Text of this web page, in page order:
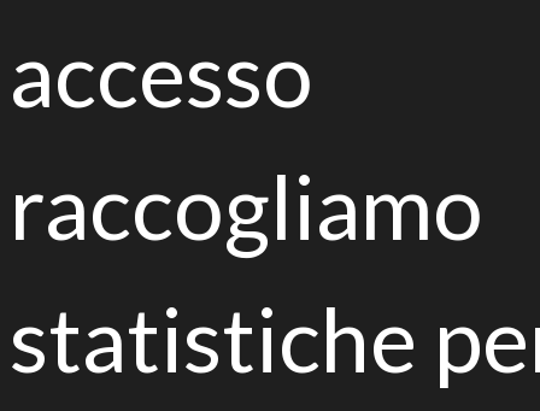
International conference
accesso
raccogliamo
statistiche